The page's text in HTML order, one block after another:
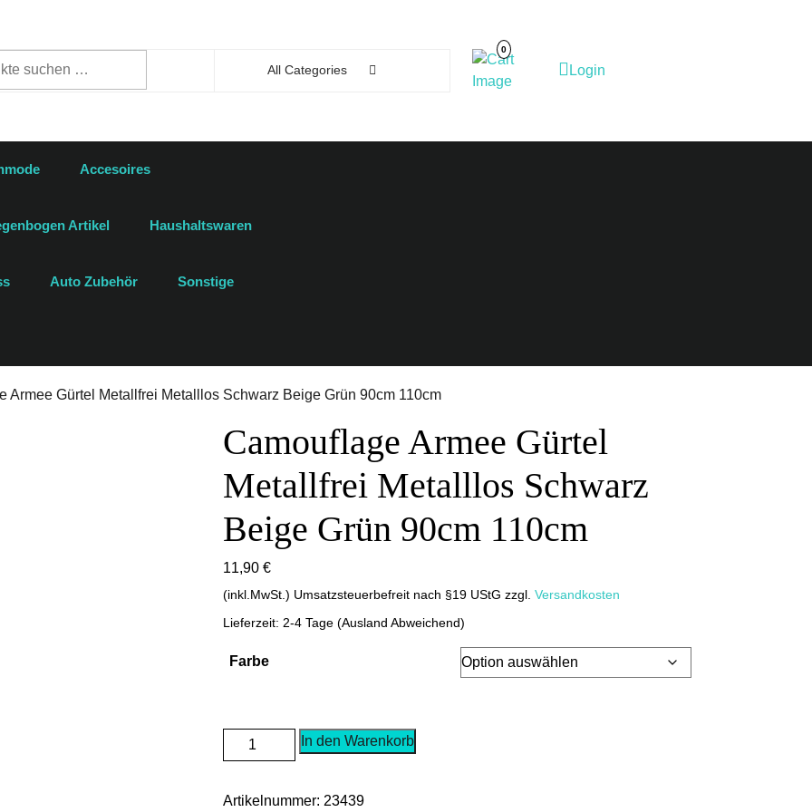
All Categories
0
Login
Accesoires
Artikel Haushaltswaren
Auto Zubehör Sonstige
Armee Gürtel Metallfrei Metalllos Schwarz Beige Grün 90cm 110cm
Camouflage Armee Gürtel
Metallfrei Metalllos Schwarz
Beige Grün 90cm 110cm
11,90 €
(inkl.MwSt.) Umsatzsteuerbefreit nach §19 UStG zzgl. Versandkosten
Lieferzeit: 2-4 Tage (Ausland Abweichend)
Farbe
Camouflage
Armee
Metallfrei
In den Warenkorb
Artikelnummer: 23439